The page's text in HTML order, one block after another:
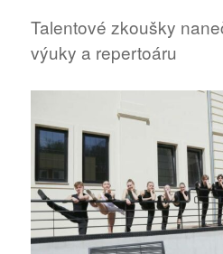
Talentové zkoušky
výuky a repertoáru